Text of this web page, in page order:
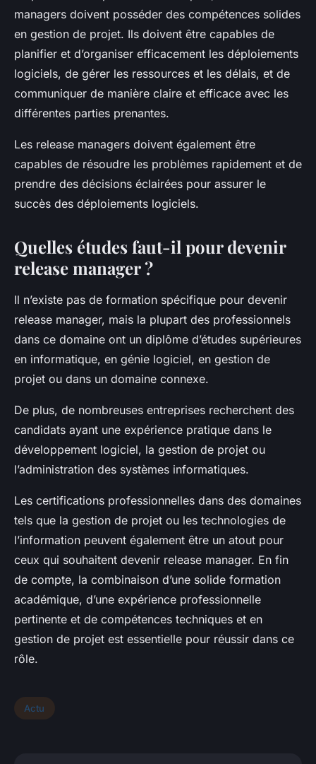
managers doivent posséder des compétences solides
en gestion de projet. Ils doivent être capables de
planifier et d’organiser efficacement les déploiements
logiciels, de gérer les ressources et les délais, et de
communiquer de manière claire et efficace avec les
différentes parties prenantes.
Les release managers doivent également être
capables de résoudre les problèmes rapidement et de
prendre des décisions éclairées pour assurer le
succès des déploiements logiciels.
Quelles études faut-il pour devenir
release manager ?
Il n’existe pas de formation spécifique pour devenir
release manager, mais la plupart des professionnels
dans ce domaine ont un diplôme d’études supérieures
en informatique, en génie logiciel, en gestion de
projet ou dans un domaine connexe.
De plus, de nombreuses entreprises recherchent des
candidats ayant une expérience pratique dans le
développement logiciel, la gestion de projet ou
l’administration des systèmes informatiques.
Les certifications professionnelles dans des domaines
tels que la gestion de projet ou les technologies de
l’information peuvent également être un atout pour
ceux qui souhaitent devenir release manager. En fin
de compte, la combinaison d’une solide formation
académique, d’une expérience professionnelle
pertinente et de compétences techniques et en
gestion de projet est essentielle pour réussir dans ce
rôle.
Actu